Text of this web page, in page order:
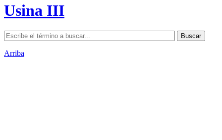
Usina III
Arriba